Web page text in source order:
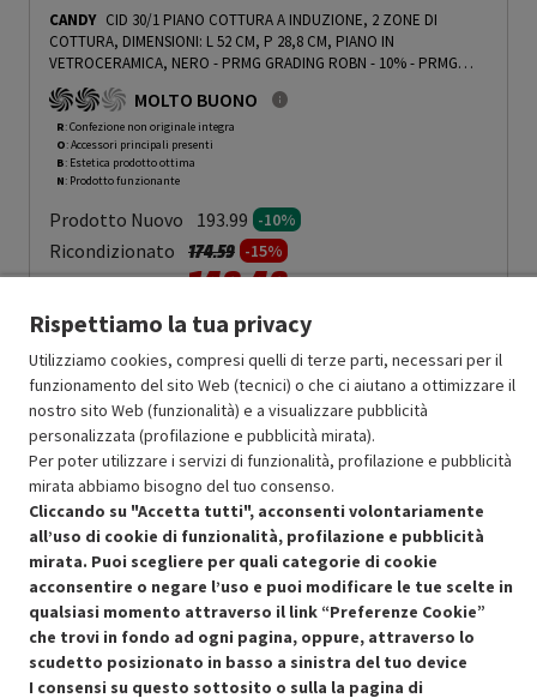
CANDY CID 30/1 PIANO COTTURA A INDUZIONE, 2 ZONE DI
COTTURA, DIMENSIONI: L 52 CM, P 28,8 CM, PIANO IN
VETROCERAMICA, NERO - PRMG GRADING ROBN - 10%- PRMG
GRADING ROBN - 10%
MOLTO BUONO
R: Confezione non originale integra
O: Accessori principali presenti
B: Estetica prodotto ottima
N: Prodotto funzionante
Prodotto Nuovo 193.99 -10%
Ricondizionato Prezzo ridotto da
174.59a-15%
In Promozione 148.40
Aggiungi al carrello
SCONTO RICONDIZIONATI
Approfitta dello sconto del 15% sul prodotto ricondizionato.
Condizioni generali di vendita
Cookie Policy
Recedere dal contratto qui
Rispettiamo la tua privacy
Utilizziamo cookies, compresi quelli di terze parti, necessari per il
funzionamento del sito Web (tecnici) o che ci aiutano a ottimizzare il
nostro sito Web (funzionalità) e a visualizzare pubblicità
personalizzata (profilazione e pubblicità mirata).
Per poter utilizzare i servizi di funzionalità, profilazione e pubblicità
mirata abbiamo bisogno del tuo consenso.
Cliccando su "Accetta tutti", acconsenti volontariamente
all’uso di cookie di funzionalità, profilazione e pubblicità
mirata. Puoi scegliere per quali categorie di cookie
acconsentire o negare l’uso e puoi modificare le tue scelte in
qualsiasi momento attraverso il link “Preferenze Cookie”
che trovi in fondo ad ogni pagina, oppure, attraverso lo
scudetto posizionato in basso a sinistra del tuo device
I consensi su questo sottosito o sulla la pagina di